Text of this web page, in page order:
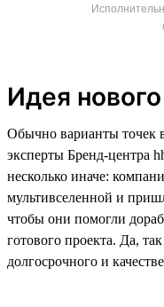
Идея
Обычно варианты точек
эксперты Бренд-центра
несколько иначе:
мультивселенной и
чтобы они помогли
готового проекта. Да,
долгосрочного и